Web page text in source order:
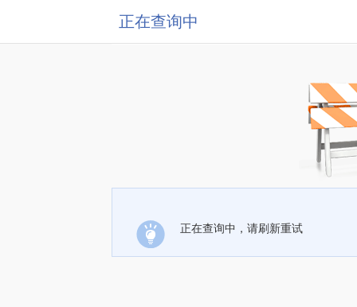
正在查询中
正在查询中，请刷新重试